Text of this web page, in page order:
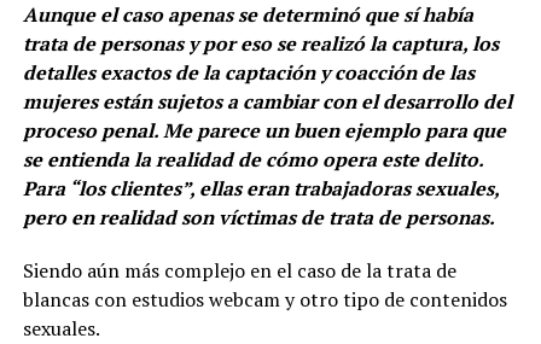
Aunque el caso apenas se determinó que sí había
trata de personas y por eso se realizó la captura, los
detalles exactos de la captación y coacción de las
mujeres están sujetos a cambiar con el desarrollo del
proceso penal. Me parece un buen ejemplo para que
se entienda la realidad de cómo opera este delito.
Para “los clientes”, ellas eran trabajadoras sexuales,
pero en realidad son víctimas de trata de personas.
Siendo aún más complejo en el caso de la trata de
blancas con estudios webcam y otro tipo de contenidos
sexuales.